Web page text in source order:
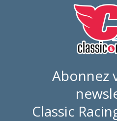
Abonnez
Classic